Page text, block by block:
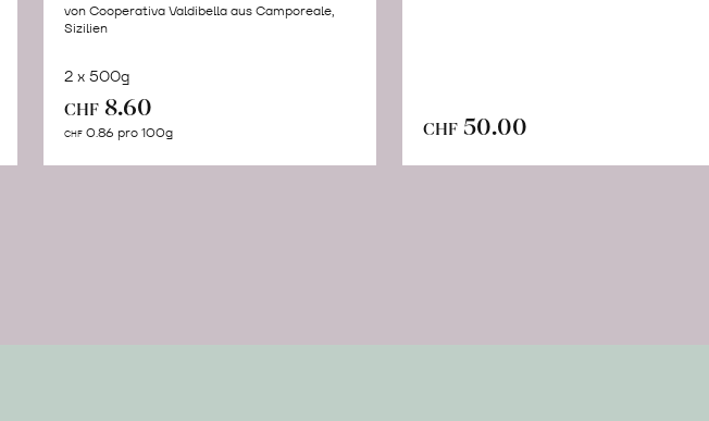
von Cooperativa Valdibella aus Camporeale,
Sizilien
2 x 500g
CHF 8.60
CHF 0.86 pro 100g CHF 50.00
Warenkorb